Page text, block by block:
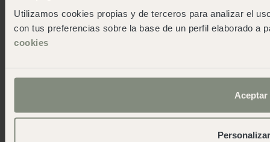
Utilizamos cookies propias y de terceros para analizar el
con tus preferencias sobre la base de un perfil elaborado a
cookies
Aceptar
Cudillero
Cádiz
Pedraforca
Wecamp